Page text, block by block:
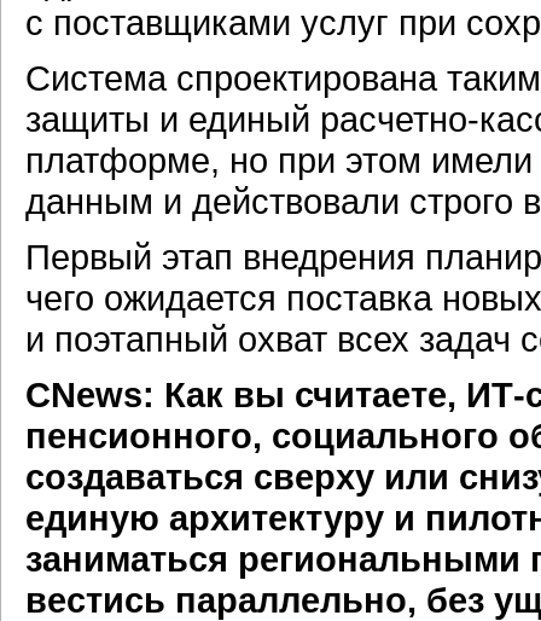
с поставщиками услуг при
Система спроектирована
защиты и единый расчетно-
платформе, но при этом
данным и действовали строго
Первый этап внедрения
чего ожидается поставка
и поэтапный охват всех
CNews: Как вы считаете, ИТ-
пенсионного, социального
создаваться сверху или
единую архитектуру и
заниматься региональными
вестись параллельно, без